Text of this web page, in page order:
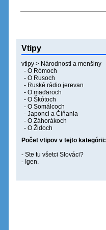
Vtipy
vtipy > Národnosti a menšiny
- O Rómoch
- O Rusoch
- Ruské rádio jerevan
- O maďaroch
- O Škótoch
- O Somálcoch
- Japonci a Číňania
- O Záhorákoch
- O Židoch
Počet vtipov v tejto kategórii:
- Ste tu všetci Slováci?
- Igen.